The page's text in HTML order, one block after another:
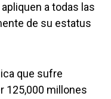
a todas las
de su estatus
que sufre
125,000 millones